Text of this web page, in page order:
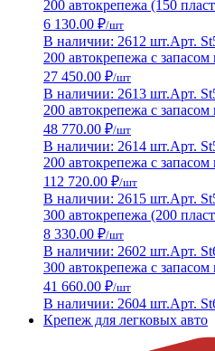
200 автокрепежа (150
6 130.00 ₽/шт
В наличии: 2612 шт.Арт.
200 автокрепежа с
27 450.00 ₽/шт
В наличии: 2613 шт.Арт.
200 автокрепежа с
48 770.00 ₽/шт
В наличии: 2614 шт.Арт.
200 автокрепежа с
112 720.00 ₽/шт
В наличии: 2615 шт.Арт.
300 автокрепежа (200
8 330.00 ₽/шт
В наличии: 2602 шт.Арт.
300 автокрепежа с
41 660.00 ₽/шт
В наличии: 2604 шт.Арт.
Крепеж для легковых авто